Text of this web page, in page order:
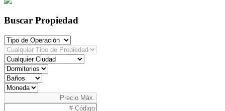
Buscar Propiedad